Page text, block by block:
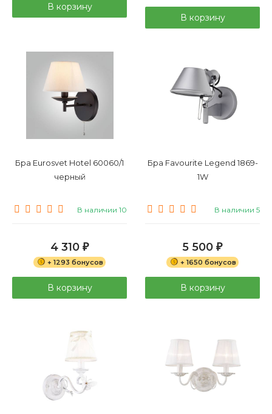
В корзину
В корзину
Бра Eurosvet Hotel 60060/1
черный
В наличии 10
4 310 ₽
+ 1293 бонусов
В корзину
Бра Favourite Legend 1869-
1W
В наличии 5
5 500 ₽
+ 1650 бонусов
В корзину